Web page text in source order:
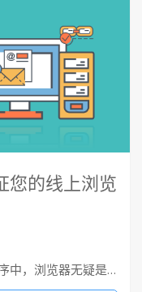
您的线上浏览
中，浏览器无疑是…